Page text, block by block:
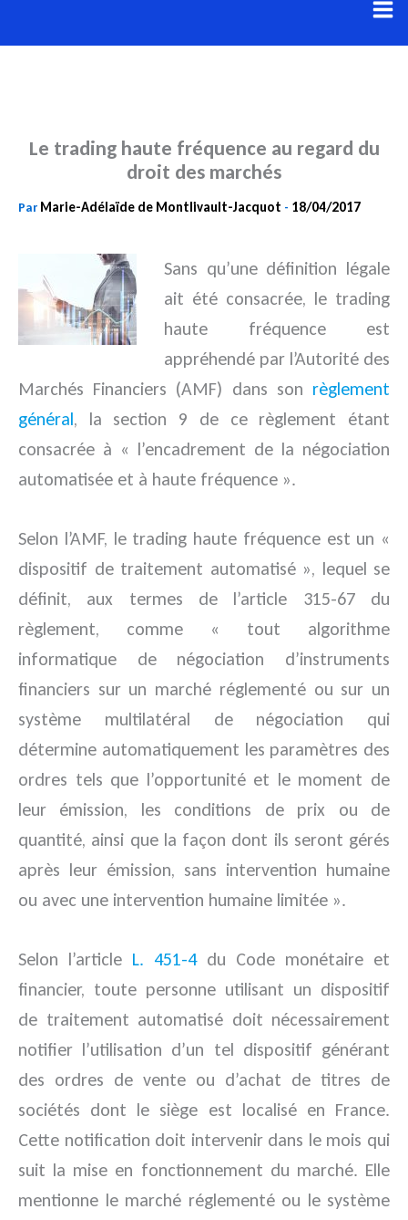
au
Le trading haute fréquence au regard du
droit des marchés
Par Marie-Adélaïde de Montlivault-Jacquot - 18/04/2017
Sans qu’une définition légale
ait été consacrée, le trading
haute fréquence est
appréhendé par l’Autorité des
Marchés Financiers (AMF) dans son règlement
général, la section 9 de ce règlement étant
consacrée à « l’encadrement de la négociation
automatisée et à haute fréquence ».
Selon l’AMF, le trading haute fréquence est un «
dispositif de traitement automatisé », lequel se
définit, aux termes de l’article 315-67 du
règlement, comme « tout algorithme
informatique de négociation d’instruments
financiers sur un marché réglementé ou sur un
système multilatéral de négociation qui
détermine automatiquement les paramètres des
ordres tels que l’opportunité et le moment de
leur émission, les conditions de prix ou de
quantité, ainsi que la façon dont ils seront gérés
après leur émission, sans intervention humaine
ou avec une intervention humaine limitée ».
Selon l’article L. 451-4du Code monétaire et
financier, toute personne utilisant un dispositif
de traitement automatisé doit nécessairement
notifier l’utilisation d’un tel dispositif générant
des ordres de vente ou d’achat de titres de
sociétés dont le siège est localisé en France.
Cette notification doit intervenir dans le mois qui
suit la mise en fonctionnement du marché. Elle
mentionne le marché réglementé ou le système